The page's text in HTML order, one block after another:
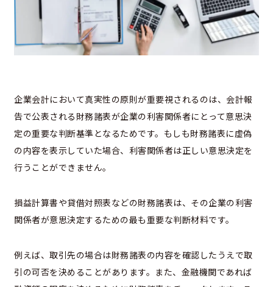
企業会計において真実性の原則が重要視されるのは、会計報
告で公表される財務諸表が企業の利害関係者にとって意思決
定の重要な判断基準となるためです。もしも財務諸表に虚偽
の内容を表示していた場合、利害関係者は正しい意思決定を
行うことができません。
損益計算書や貸借対照表などの財務諸表は、その企業の利害
関係者が意思決定するための最も重要な判断材料です。
例えば、取引先の場合は財務諸表の内容を確認したうえで取
引の可否を決めることがあります。また、金融機関であれば